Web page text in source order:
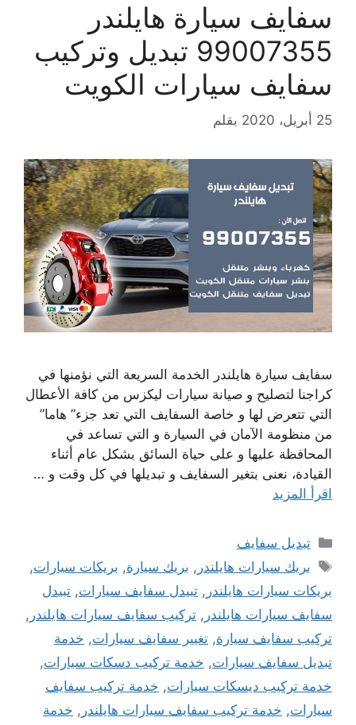
سفايف سيارة هايلندر
99007355 تبديل وتركيب
سفايف سيارات الكويت
25 أبريل، 2020 بقلم
سفايف سيارة هايلندر الخدمة السريعة التي نؤمنها في
كراجنا لتصليح و صيانة سيارات ليكزس من كافة الأعطال
التي تتعرض لها و خاصة السفايف التي تعد جزء” هاما”
من منظومة الآمان في السيارة و التي تساعد في
المحافظة عليها و على حياة السائق بشكل عام أثناء
القيادة، نعنى بتغير السفايف و تبديلها في كل وقت و …
اقرأ المزيد
التصنيفات
تبديل سفايف
الوسوم
بريك سيارات هايلندر , بريك سيارة, بريكات سيارات,
بريكات سيارات هايلندر , تبيدل سفايف سيارات, تبيدل
سفايف سيارات هايلندر , تركيب سفايف سيارات هايلندر ,
تركيب سفايف سيارة, تغيير سفايف سيارات, خدمة
تبديل سفايف سيارات, خدمة تركيب دسكات سيارات,
خدمة تركيب ديسكات سيارات, خدمة تركيب سفايف
سيارات, خدمة تركيب سفايف سيارات هايلندر , خدمة